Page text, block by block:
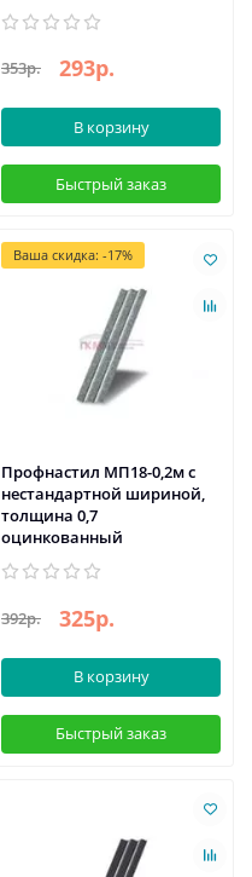
353р. 293р.
В корзину
Быстрый заказ
Ваша скидка: -17%
Профнастил МП18-0,2м с
нестандартной шириной,
толщина 0,7
оцинкованный
392р. 325р.
В корзину
Быстрый заказ